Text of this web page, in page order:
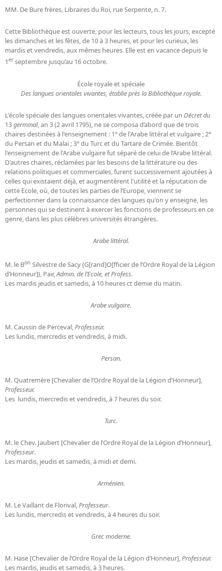
MM. De Bure frères, Libraires du Roi, rue Serpente, n. 7.
Cette Bibliothèque est ouverte, pour les lecteurs, tous les jours, excepté
les dimanches et les fêtes, de 10 à 3 heures, et pour les curieux, les
mardis et vendredis, aux mêmes heures. Elle est en vacance depuis le
1er septembre jusqu’au 16 octobre.
École royale et spéciale
Des langues orientales vivantes, établie près la Bibliothèque royale.
L'école spéciale des langues orientales vivantes, créée par un Décret du
13germinal, an 3 (2 avril 1795), ne se composa d’abord que de trois
chaires destinées à l'enseignement : 1° de l'Arabe littéral et vulgaire ; 2°
du Persan et du Malai ; 3° du Turc et du Tartare de Crimée. Bientôt
l'enseignement de l'Arabe vulgaire fut séparé de celui de l’Arabe littéral.
D'autres chaires, réclamées par les besoins de la littérature ou des
relations politiques et commerciales, furent successivement ajoutées à
celles qui existaient déjà, et augmentèrent l'utilité et la réputation de
cette Ecole, où, de toutes les parties de l’Europe, viennent se
perfectionner dans la connaissance des langues qu'on y enseigne, les
personnes qui se destinent à exercer les fonctions de professeurs en ce
genre, dans les plus célèbres universités étrangères.
Arabe littéral.
M. le Bon Silvestre de Sacy (G[rand]O[fficier de l’Ordre Royal de la Légion
d’Honneur]), Pair,Admin. de l’Ecole, et Profess.
Les mardis jeudis et samedis, à 10 heures ct demie du matin.
Arabe vulgaire.
M. Caussin de Perceval,Professeur.
Les lundis, mercredis et vendredis, à midi.
Persan.
M. Quatremère [Chevalier de l’Ordre Royal de la Légion d’Honneur],
Professeur.
Les lundis, mercredis et vendredis, à 7 heures du soir.
Turc.
M. le Chev. Jaubert [Chevalier de l’Ordre Royal de la Légion d’Honneur],
Professeur.
Les mardis, jeudis et samedis, à midi et demi.
Arménien.
M. Le Vaillant de Florival,Professeur.
Les lundis, mercredis et vendredis, à 4 heures du soir.
Grec moderne.
M. Hase [Chevalier de l’Ordre Royal de la Légion d’Honneur],Professeur.
Les mardis, jeudis et samedis, à 3 heures.